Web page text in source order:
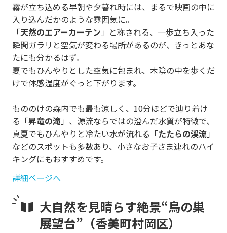
霧が立ち込める早朝や夕暮れ時には、まるで映画の中に
入り込んだかのような雰囲気に。
「天然のエアーカーテン 」と称される、一歩立ち入った
瞬間ガラリと空気が変わる場所があるのが、きっとあな
たにも分かるはず。
夏でもひんやりとした空気に包まれ、木陰の中を歩くだ
けで体感温度がぐっと下がります。
もののけの森内でも最も涼しく、10分ほどで辿り着け
る「昇竜の滝 」、源流ならではの澄んだ水質が特徴で、
真夏でもひんやりと冷たい水が流れる「たたらの渓流」
などのスポットも多数あり、小さなお子さま連れのハイ
キングにもおすすめです。
詳細ページへ
大自然を見晴らす絶景“鳥の巣
展望台”（香美町村岡区）